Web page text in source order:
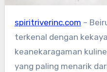
spiritriverinc.com –
terkenal dengan
keanekaragaman
yang paling menarik